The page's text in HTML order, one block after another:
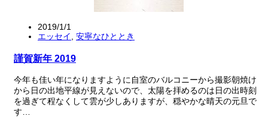
2019/1/1
エッセイ, 安寧なひととき
謹賀新年 2019
今年も佳い年になりますように自室のバルコニーから撮影朝焼け
から日の出地平線が見えないので、太陽を拝めるのは日の出時刻
を過ぎて程なくして雲が少しありますが、穏やかな晴天の元旦で
す…